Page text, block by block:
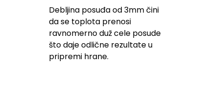
Debljina posuđa od 3mm čini
da se toplota prenosi
ravnomerno duž cele posude
što daje odlične rezultate u
pripremi hrane.